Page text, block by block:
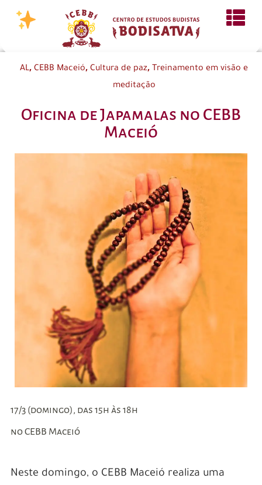
AL, CEBB Maceió, Cultura de paz, Treinamento em visão e
meditação
Oficina de Japamalas no CEBB
Maceió
17/3 (domingo), das 15h às 18h
no CEBB Maceió
Neste domingo, o CEBB Maceió realiza uma